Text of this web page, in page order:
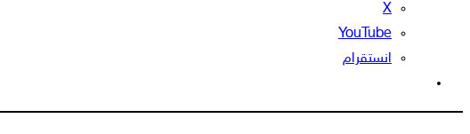
‫X
‫YouTube
انستقرام
المظلم